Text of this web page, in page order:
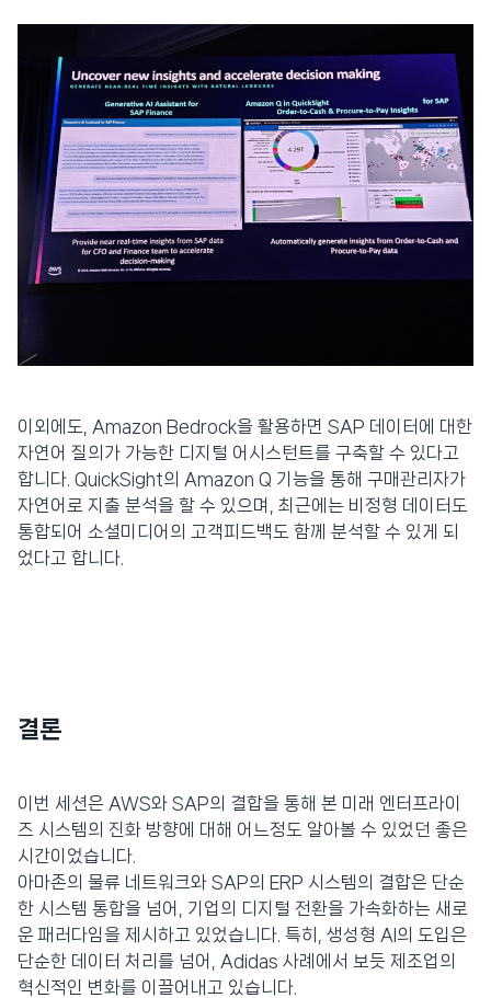
이외에도, Amazon Bedrock을 활용하면 SAP 데이터에 대한
자연어 질의가 가능한 디지털 어시스턴트를 구축할 수 있다고
합니다. QuickSight의 Amazon Q 기능을 통해 구매관리자가
자연어로 지출 분석을 할 수 있으며, 최근에는 비정형 데이터도
통합되어 소셜미디어의 고객피드백도 함께 분석할 수 있게 되
었다고 합니다.
결론
이번 세션은 AWS와 SAP의 결합을 통해 본 미래 엔터프라이
즈 시스템의 진화 방향에 대해 어느정도 알아볼 수 있었던 좋은
시간이었습니다.
아마존의 물류 네트워크와 SAP의 ERP 시스템의 결합은 단순
한 시스템 통합을 넘어, 기업의 디지털 전환을 가속화하는 새로
운 패러다임을 제시하고 있었습니다. 특히, 생성형 AI의 도입은
단순한 데이터 처리를 넘어, Adidas 사례에서 보듯 제조업의
혁신적인 변화를 이끌어내고 있습니다.